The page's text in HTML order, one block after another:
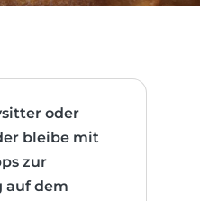
oder
bleibe mit
zur
auf dem